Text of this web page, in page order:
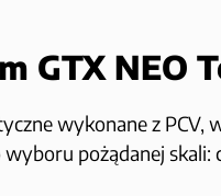
GTX NEO
wykonane z
pożądanej